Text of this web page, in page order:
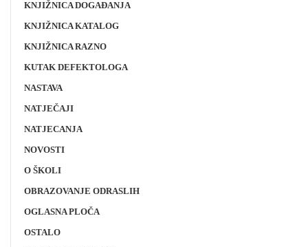
KNJIŽNICA DOGAĐANJA
KNJIŽNICA KATALOG
KNJIŽNICA RAZNO
KUTAK DEFEKTOLOGA
NASTAVA
NATJEČAJI
NATJECANJA
NOVOSTI
O ŠKOLI
OBRAZOVANJE ODRASLIH
OGLASNA PLOČA
OSTALO